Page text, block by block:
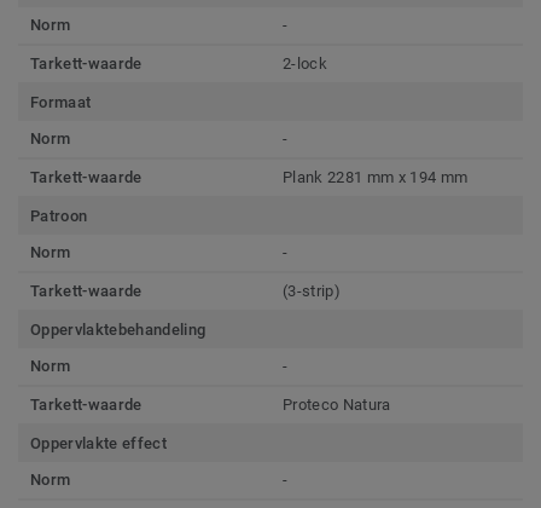
Norm
-
Tarkett-waarde 2-lock
Formaat
Norm
-
Tarkett-waarde Plank 2281 mm x 194 mm
Patroon
Norm
-
Tarkett-waarde (3-strip)
Oppervlaktebehandeling
Norm
-
Tarkett-waarde Proteco Natura
Oppervlakte effect
Norm
-